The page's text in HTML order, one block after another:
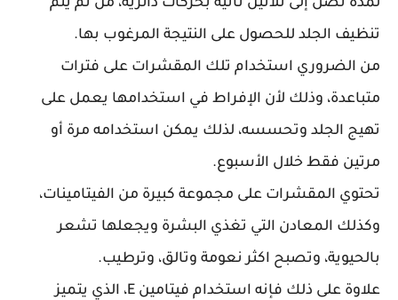
لمدة تصل إلى ثلاثين ثانية بحركات دائرية، من ثم يتم
تنظيف الجلد للحصول على النتيجة المرغوب بها.
من الضروري استخدام تلك المقشرات على فترات
متباعدة، وذلك لأن الإفراط في استخدامها يعمل على
تهيج الجلد وتحسسه، لذلك يمكن استخدامه مرة أو
مرتين فقط خلال الأسبوع.
تحتوي المقشرات على مجموعة كبيرة من الفيتامينات،
وكذلك المعادن التي تغذي البشرة ويجعلها تشعر
بالحيوية، وتصبح اكثر نعومة وتالق، وترطيب.
علاوة على ذلك فإنه استخدام فيتامين E، الذي يتميز